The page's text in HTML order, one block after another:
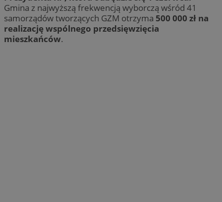
Gmina z najwyższą frekwencją wyborczą wśród 41
samorządów tworzących GZM otrzyma 500 000 zł na
realizację wspólnego przedsięwzięcia
mieszkańców.